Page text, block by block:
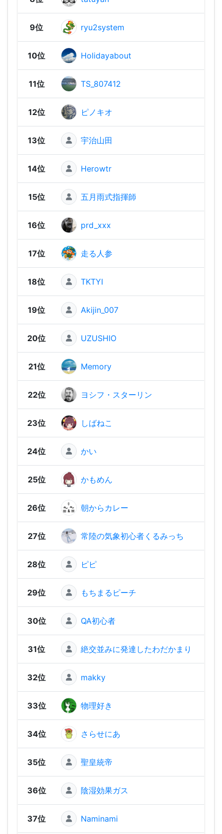
9位 ryu2system
10位 Holidayabout
11位 TS_807412
12位 ピノキオ
13位 宇治山田
14位 Herowtr
15位 五月雨式指揮師
16位 prd_xxx
17位 走る人参
18位 TKTYI
19位 Akijin_007
20位 UZUSHIO
21位 Memory
22位 ヨシフ・スターリン
23位 しばねこ
24位 かい
25位 かもめん
26位 朝からカレー
27位 常陸の気象初心者くるみっち
28位 ピピ
29位 もちまるピーチ
30位 QA初心者
31位 絶交並みに発達したわだかまり
32位 makky
33位 物理好き
34位 さらせにあ
35位 聖皇統帝
36位 陰湿効果ガス
37位 Naminami